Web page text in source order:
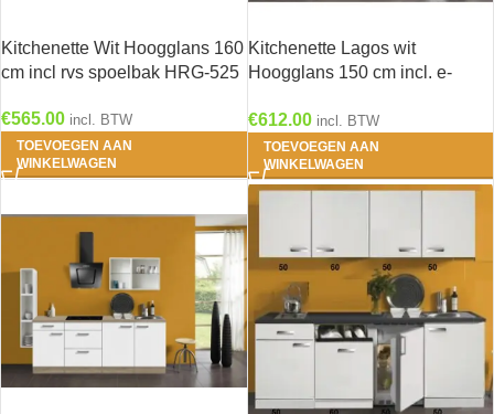
Kitchenette Wit Hoogglans 160
cm incl rvs spoelbak HRG-525
€565.00 incl. BTW
TOEVOEGEN AAN
WINKELWAGEN
Kitchenette Lagos wit
Hoogglans 150 cm incl. e-
€612.00 incl. BTW
TOEVOEGEN AAN
WINKELWAGEN